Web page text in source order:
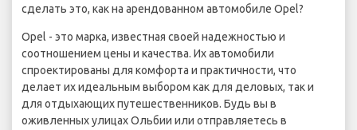
сделать это, как на арендованном автомобиле Opel?
Opel - это марка, известная своей надежностью и
соотношением цены и качества. Их автомобили
спроектированы для комфорта и практичности, что
делает их идеальным выбором как для деловых, так и
для отдыхающих путешественников. Будь вы в
оживленных улицах Ольбии или отправляетесь в